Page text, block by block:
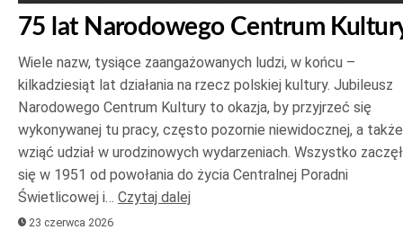
75 lat Narodowego Centrum
Wiele nazw, tysiące zaangażowanych ludzi, w końcu –
kilkadziesiąt lat działania na rzecz polskiej kultury. Jubileusz
Narodowego Centrum Kultury to okazja, by przyjrzeć się
wykonywanej tu pracy, często pozornie niewidocznej, a także
wziąć udział w urodzinowych wydarzeniach. Wszystko
się w 1951 od powołania do życia Centralnej Poradni
Świetlicowej i… Czytaj dalej
23 czerwca 2026